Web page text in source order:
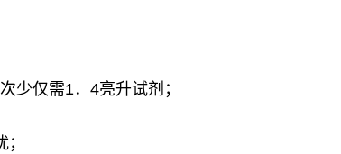
少仅需1．4亮升试剂；